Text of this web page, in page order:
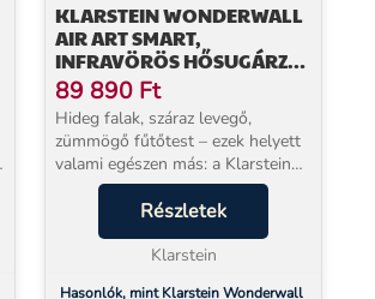
KLARSTEIN WONDERWALL
AIR ART SMART,
INFRAVÖRÖS HŐSUGÁRZÓ,
60 X 120 CM, 700 W, NEW
YORK TÉRKÉPE
89 890 Ft
Hideg falak, száraz levegő,
zümmögő fűtőtest – ezek helyett
valami egészen más: a Klarstein
Wonderwall Air Art Smart 700W
infravörös sugárzással melegíti fel
a helyiséget, csendben, légáramlat
Részletek
Klarstein
Hasonlók, mint Klarstein Wonderwall